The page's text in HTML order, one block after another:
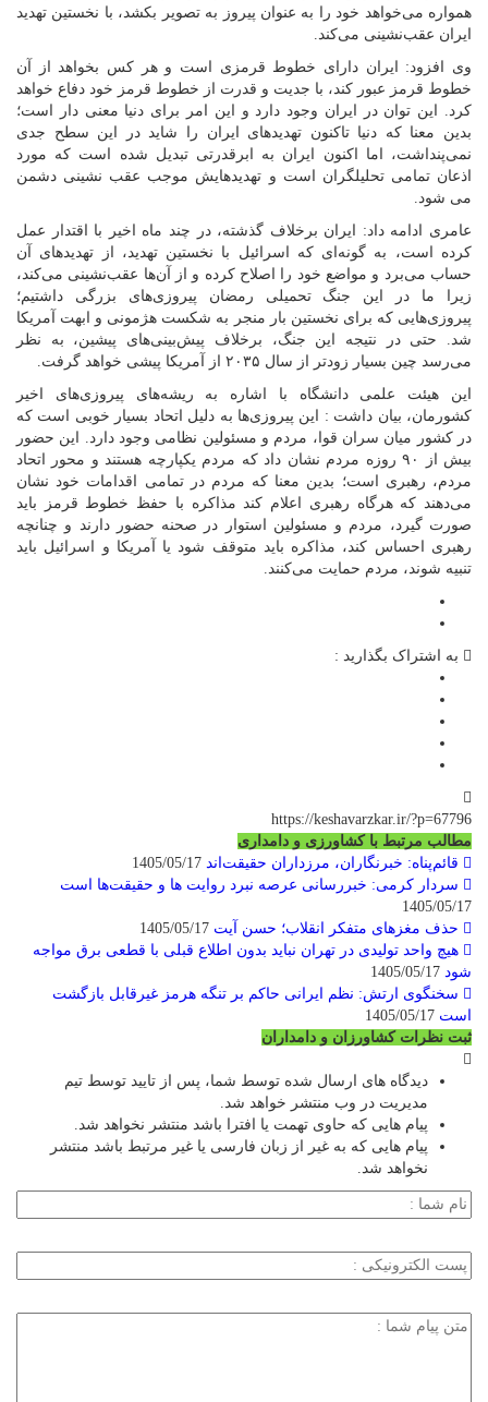
همواره می‌خواهد خود را به عنوان پیروز به تصویر بکشد، با نخستین تهدید
ایران عقب‌نشینی می‌کند.
وی افزود: ایران دارای خطوط قرمزی است و هر کس بخواهد از آن
خطوط قرمز عبور کند، با جدیت و قدرت از خطوط قرمز خود دفاع خواهد
کرد. این توان در ایران وجود دارد و این امر برای دنیا معنی دار است؛
بدین معنا که دنیا تاکنون تهدیدهای ایران را شاید در این سطح جدی
نمی‌پنداشت، اما اکنون ایران به ابرقدرتی تبدیل شده است که مورد
اذعان تمامی تحلیلگران است و تهدیدهایش موجب عقب نشینی دشمن
می شود.
عامری ادامه داد: ایران برخلاف گذشته، در چند ماه اخیر با اقتدار عمل
کرده است، به گونه‌ای که اسرائیل با نخستین تهدید، از تهدیدهای آن
حساب می‌برد و مواضع خود را اصلاح کرده و از آن‌ها عقب‌نشینی می‌کند،
زیرا ما در این جنگ تحمیلی رمضان پیروزی‌های بزرگی داشتیم؛
پیروزی‌هایی که برای نخستین بار منجر به شکست هژمونی و ابهت آمریکا
شد. حتی در نتیجه این جنگ، برخلاف پیش‌بینی‌های پیشین، به نظر
می‌رسد چین بسیار زودتر از سال ۲۰۳۵ از آمریکا پیشی خواهد گرفت.
این هیئت علمی دانشگاه با اشاره به ریشه‌های پیروزی‌های اخیر
کشورمان، بیان داشت : این پیروزی‌ها به دلیل اتحاد بسیار خوبی است که
در کشور میان سران قوا، مردم و مسئولین نظامی وجود دارد. این حضور
بیش از ۹۰ روزه مردم نشان داد که مردم یکپارچه هستند و محور اتحاد
مردم، رهبری است؛ بدین معنا که مردم در تمامی اقدامات خود نشان
می‌دهند که هرگاه رهبری اعلام کند مذاکره با حفظ خطوط قرمز باید
صورت گیرد، مردم و مسئولین استوار در صحنه حضور دارند و چنانچه
رهبری احساس کند، مذاکره باید متوقف شود یا آمریکا و اسرائیل باید
تنبیه شوند، مردم حمایت می‌کنند.
به اشتراک بگذارید :
https://keshavarzkar.ir/?p=67796
مطالب مرتبط با کشاورزی و دامداری
قائم‌پناه: ‏خبرنگاران، مرزداران حقیقت‌اند
سردار کرمی: خبررسانی عرصه نبرد روایت ها و حقیقت‌ها است
1405/05/17
حذف مغزهای متفکر انقلاب؛ حسن آیت
هیچ واحد تولیدی در تهران نباید بدون اطلاع قبلی با قطعی برق مواجه
شود
سخنگوی ارتش: نظم ایرانی حاکم بر تنگه هرمز غیرقابل بازگشت
است
ثبت نظرات کشاورزان و دامداران
دیدگاه های ارسال شده توسط شما، پس از تایید توسط تیم
مدیریت در وب منتشر خواهد شد.
پیام هایی که حاوی تهمت یا افترا باشد منتشر نخواهد شد.
پیام هایی که به غیر از زبان فارسی یا غیر مرتبط باشد منتشر
نخواهد شد.